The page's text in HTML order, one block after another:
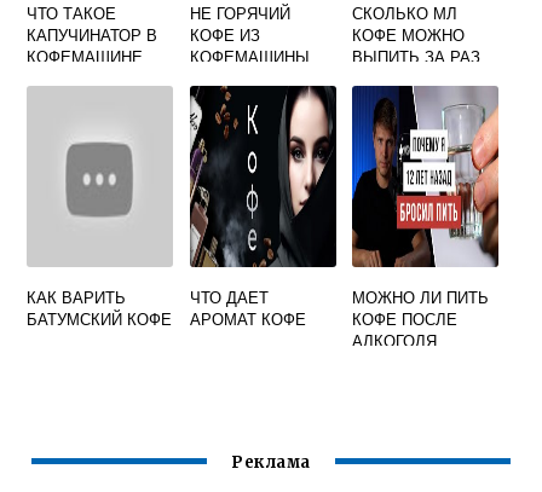
ЧТО ТАКОЕ
КАПУЧИНАТОР В
КОФЕМАШИНЕ
НЕ ГОРЯЧИЙ
КОФЕ ИЗ
КОФЕМАШИНЫ
СКОЛЬКО МЛ
КОФЕ МОЖНО
ВЫПИТЬ ЗА РАЗ
КАК ВАРИТЬ
БАТУМСКИЙ КОФЕ
ЧТО ДАЕТ
АРОМАТ КОФЕ
МОЖНО ЛИ ПИТЬ
КОФЕ ПОСЛЕ
АЛКОГОЛЯ
Реклама